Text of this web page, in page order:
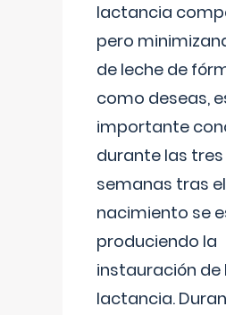
lactancia
pero
de leche de
como deseas,
importante
durante las
semanas tras el
nacimiento se
produciendo la
instauración de
lactancia.